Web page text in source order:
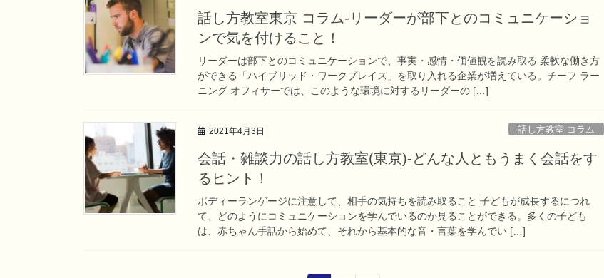
話し方教室東京 コラム-リーダーが部下とのコミュニケーショ
ンで気を付けること！
リーダーは部下とのコミュニケーションで、事実・感情・価値観を読み取る 柔軟な働き方
ができる「ハイブリッド・ワークプレイス」を取り入れる企業が増えている。チーフ ラー
ニング オフィサーでは、このような環境に対するリーダーの […]
2021年4月3日 話し方教室 コラム
会話・雑談力の話し方教室(東京)-どんな人ともうまく会話をす
るヒント！
ボディーランゲージに注意して、相手の気持ちを読み取ること 子どもが成長するにつれ
て、どのようにコミュニケーションを学んでいるのか見ることができる。多くの子ども
は、赤ちゃん手話から始めて、それから基本的な音・言葉を学んでい […]